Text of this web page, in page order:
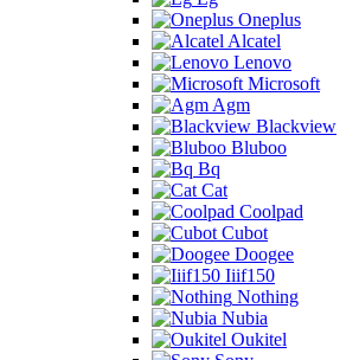
Oneplus
Alcatel
Lenovo
Microsoft
Agm
Blackview
Bluboo
Bq
Cat
Coolpad
Cubot
Doogee
Iiif150
Nothing
Nubia
Oukitel